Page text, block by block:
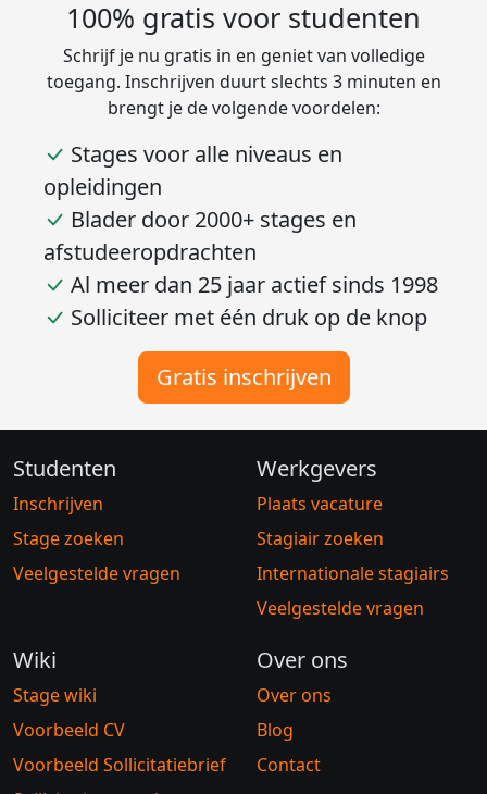
100% gratis voor studenten
Schrijf je nu gratis in en geniet van volledige
toegang. Inschrijven duurt slechts 3 minuten en
brengt je de volgende voordelen:
Stages voor alle niveaus en
opleidingen
Blader door 2000+ stages en
afstudeeropdrachten
Al meer dan 25 jaar actief sinds 1998
Solliciteer met één druk op de knop
Gratis inschrijven
Studenten
Inschrijven
Stage zoeken
Veelgestelde vragen
Werkgevers
Plaats vacature
Stagiair zoeken
Internationale stagiairs
Veelgestelde vragen
Wiki
Stage wiki
Voorbeeld CV
Voorbeeld Sollicitatiebrief
Over ons
Over ons
Blog
Contact